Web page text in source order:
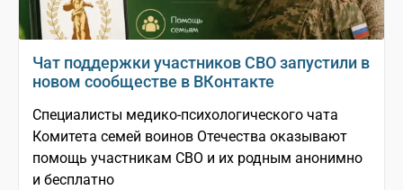
Чат поддержки участников СВО запустили в
новом сообществе в ВКонтакте
Специалисты медико-психологического чата
Комитета семей воинов Отечества оказывают
помощь участникам СВО и их родным анонимно
и бесплатно